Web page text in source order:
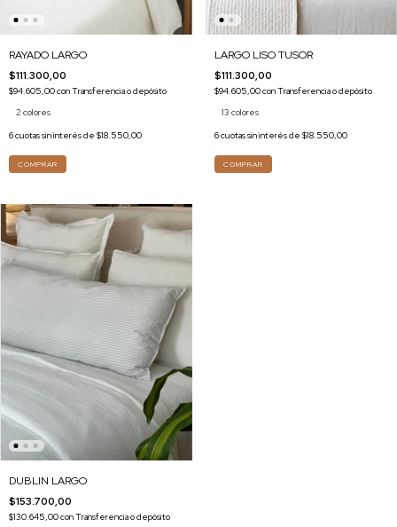
RAYADO LARGO
$111.300,00
$94.605,00conTransferencia o depósito
2 colores
6cuotas sin interés de $18.550,00
COMPRAR
LARGO LISO TUSOR
$111.300,00
$94.605,00conTransferencia o depósito
13 colores
6cuotas sin interés de $18.550,00
COMPRAR
DUBLIN LARGO
$153.700,00
$130.645,00conTransferencia o depósito